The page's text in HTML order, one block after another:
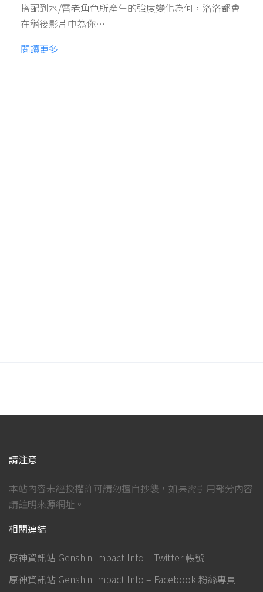
搭配到水/雷老角色所產生的強度變化為何，洛洛都會
在稍後影片中為你…
閱讀更多
請注意
本站內容未經授權許可請勿擅自抄襲，如果需引用部分內容
請註明來源網址。
相關連結
原神資訊站 Genshin Impact Info – Twitter 帳號
原神資訊站 Genshin Impact Info – Facebook 粉絲專頁